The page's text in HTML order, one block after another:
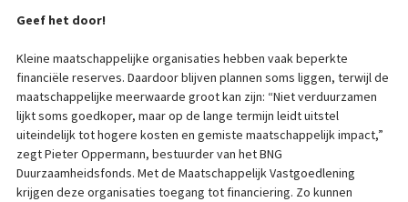
Geef het door!
Kleine maatschappelijke organisaties hebben vaak beperkte
financiële reserves. Daardoor blijven plannen soms liggen, terwijl de
maatschappelijke meerwaarde groot kan zijn: “Niet verduurzamen
lijkt soms goedkoper, maar op de lange termijn leidt uitstel
uiteindelijk tot hogere kosten en gemiste maatschappelijk impact,”
zegt Pieter Oppermann, bestuurder van het BNG
Duurzaamheidsfonds. Met de Maatschappelijk Vastgoedlening
krijgen deze organisaties toegang tot financiering. Zo kunnen